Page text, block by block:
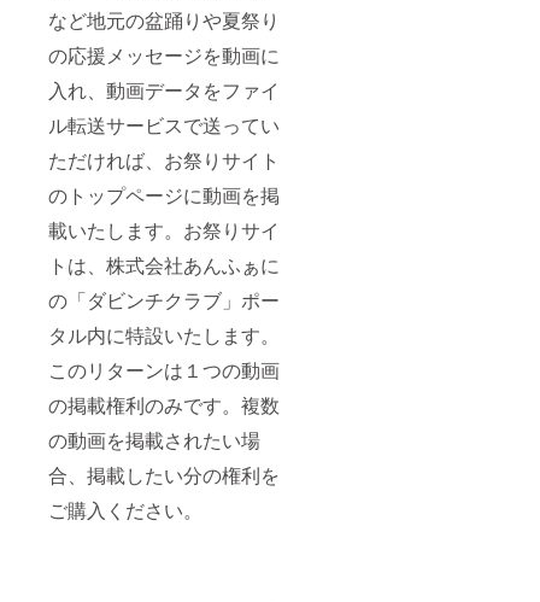
など地元の盆踊りや夏祭り
の応援メッセージを動画に
入れ、動画データをファイ
ル転送サービスで送ってい
ただければ、お祭りサイト
のトップページに動画を掲
載いたします。お祭りサイ
トは、株式会社あんふぁに
の「ダビンチクラブ」ポー
タル内に特設いたします。
このリターンは１つの動画
の掲載権利のみです。複数
の動画を掲載されたい場
合、掲載したい分の権利を
ご購入ください。